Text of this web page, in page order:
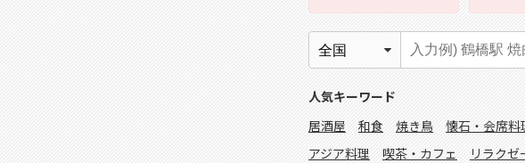
人気キーワード
居酒屋
和食 焼き鳥 懐石・会席料
アジア料理
喫茶・カフェ リラクゼ